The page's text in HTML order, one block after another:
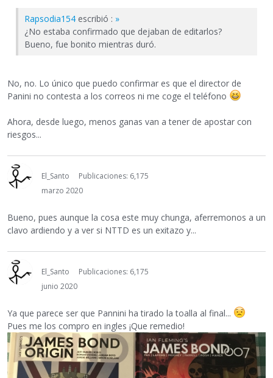
Rapsodia154 escribió : »
¿No estaba confirmado que dejaban de editarlos?
Bueno, fue bonito mientras duró.
No, no. Lo único que puedo confirmar es que el director de
Panini no contesta a los correos ni me coge el teléfono
Ahora, desde luego, menos ganas van a tener de apostar con
riesgos...
El_Santo
Publicaciones: 6,175
marzo 2020
Bueno, pues aunque la cosa este muy chunga, aferremonos a un
clavo ardiendo y a ver si NTTD es un exitazo y...
El_Santo
Publicaciones: 6,175
junio 2020
Ya que parece ser que Pannini ha tirado la toalla al final...
Pues me los compro en ingles ¡Que remedio!